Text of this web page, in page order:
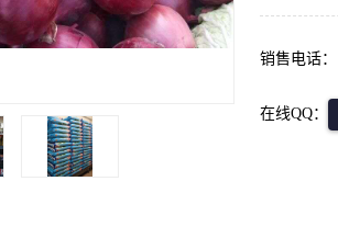
销售电话：
在线QQ：